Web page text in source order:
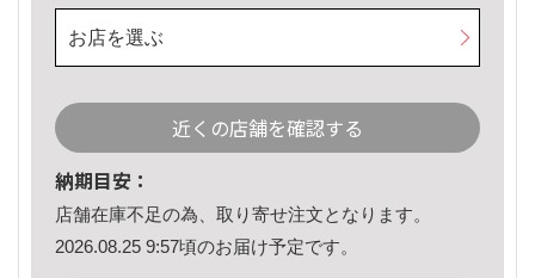
お店を選ぶ
近くの店舗を確認する
納期目安：
店舗在庫不足の為、取り寄せ注文となります。
2026.08.25 9:57頃のお届け予定です。